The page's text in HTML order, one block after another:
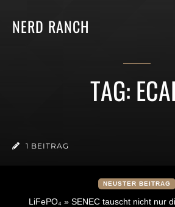
NERD RANCH
TAG:
1 BEITRAG
NEUSTER BEITRAG
LiFePO₄ » SENEC tauscht nicht nur